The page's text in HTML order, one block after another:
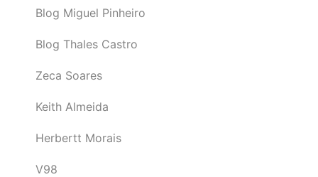
Blog Miguel Pinheiro
Blog Thales Castro
Zeca Soares
Keith Almeida
Herbertt Morais
V98